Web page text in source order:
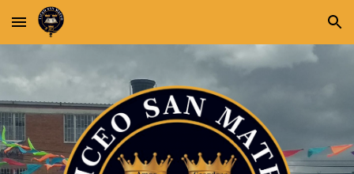
Skip to main content Skip to navigation